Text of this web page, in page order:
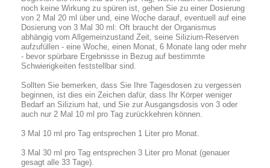
noch keine Wirkung zu spüren ist, gehen Sie zu einer Dosierung
von 2 Mal 20 ml über und, eine Woche darauf, eventuell auf eine
Dosierung von 3 Mal 30 ml: Oft braucht der Organismus
abhängig vom Allgemeinzustand Zeit, seine Silizium-Reserven
aufzufüllen - eine Woche, einen Monat, 6 Monate lang oder mehr
- bevor spürbare Ergebnisse in Bezug auf bestimmte
Schwierigkeiten feststellbar sind.
Sollten Sie bemerken, dass Sie Ihre Tagesdosen zu vergessen
beginnen, ist dies ein Zeichen dafür, dass Ihr Körper weniger
Bedarf an Silizium hat, und Sie zur Ausgangsdosis von 3 oder
auch nur 2 Mal 10 ml pro Tag zurückkehren können.
3 Mal 10 ml pro Tag entsprechen 1 Liter pro Monat.
3 Mal 30 ml pro Tag entsprechen 3 Liter pro Monat (genauer
gesagt alle 33 Tage).